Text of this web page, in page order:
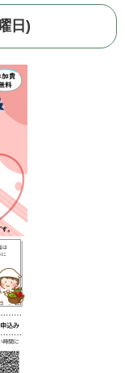
日)